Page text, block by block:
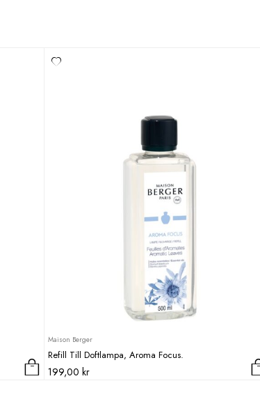
Maison Berger
Refill Till Doftlampa, Aroma Focus.
199,00 kr